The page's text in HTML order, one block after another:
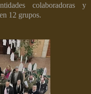
colaboradoras y
12 grupos.